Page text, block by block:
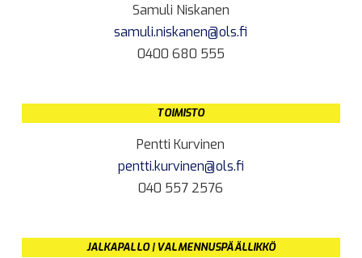
Samuli Niskanen
samuli.niskanen@ols.fi
0400 680 555
TOIMISTO
Pentti Kurvinen
pentti.kurvinen@ols.fi
040 557 2576
JALKAPALLO | VALMENNUSPÄÄLLIKKÖ